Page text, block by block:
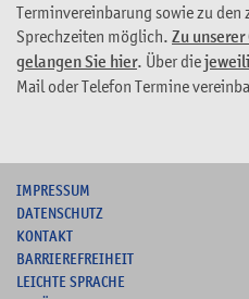
Terminvereinbarung sowie zu
Sprechzeiten möglich. Zu
gelangen Sie hier. Über die
Mail oder Telefon Termine
IMPRESSUM
DATENSCHUTZ
KONTAKT
BARRIEREFREIHEIT
L EICHTE SPRACHE